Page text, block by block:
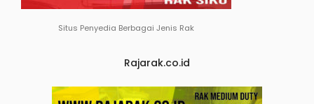
Situs Penyedia Berbagai Jenis Rak
Rajarak.co.id